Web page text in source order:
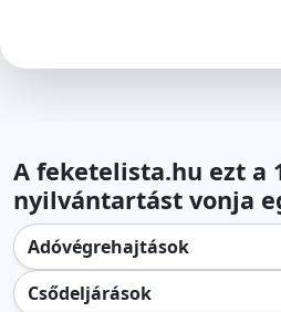
A feketelista.hu ezt a
nyilvántartást vonja
Adóvégrehajtások
Csődeljárások